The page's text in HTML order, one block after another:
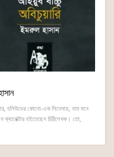
হলিউডের কোনো-এক সিনেমায়, নাম মনে
হইতেছেন চিঠিলেখক। তো,